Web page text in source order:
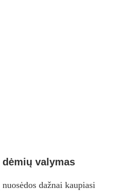
valymas
dažnai kaupiasi